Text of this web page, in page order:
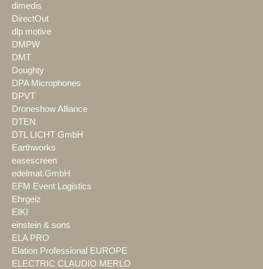
dimedis
DirectOut
dlp motive
DMPW
DMT
Doughty
DPA Microphones
DPVT
Droneshow Alliance
DTEN
DTL LICHT GmbH
Earthworks
easescreen
edelmat.GmbH
EFM Event Logistics
Ehrgeiz
EIKI
einstein & sons
ELA PRO
Elation Professional EUROPE
ELECTRIC CLAUDIO MERLO